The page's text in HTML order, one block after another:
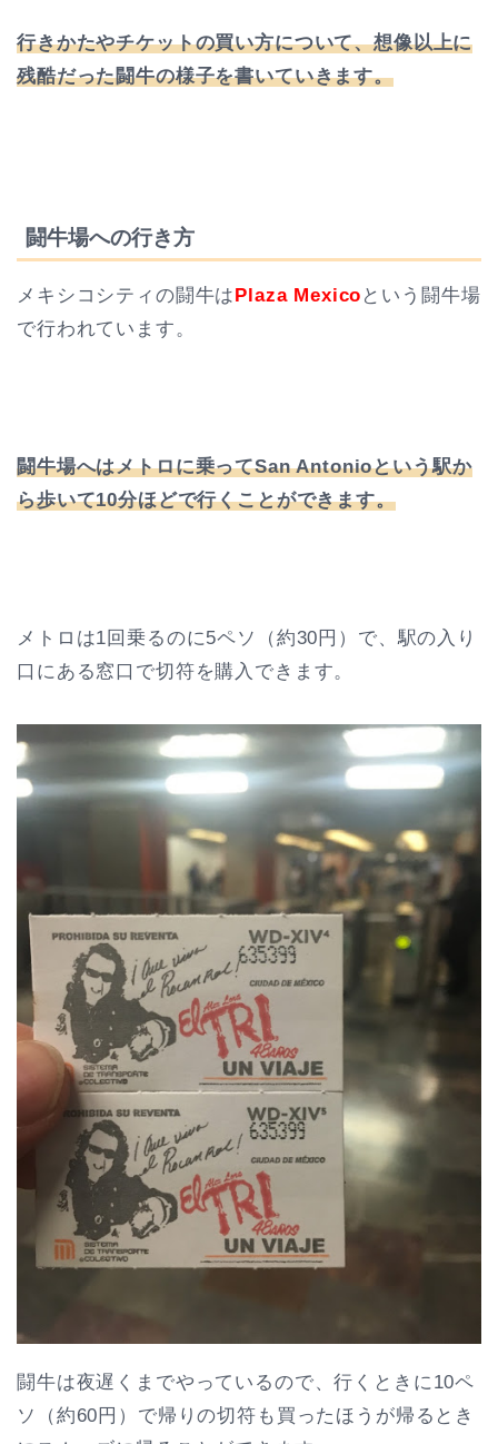
行きかたやチケットの買い方について、想像以上に
残酷だった闘牛の様子を書いていきます。
闘牛場への行き方
メキシコシティの闘牛は Plaza Mexico という闘牛場
で行われています。
闘牛場へはメトロに乗ってSan Antonioという駅か
ら歩いて10分ほどで行くことができます。
メトロは1回乗るのに5ペソ（約30円）で、駅の入り
口にある窓口で切符を購入できます。
闘牛は夜遅くまでやっているので、行くときに10ペ
ソ（約60円）で帰りの切符も買ったほうが帰るとき